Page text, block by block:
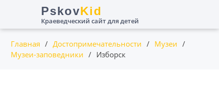
Пролистать
контента
PskovKid
Краеведческий сайт для детей
Главная / Достопримечательности / Музеи /
Музеи-заповедники / Изборск